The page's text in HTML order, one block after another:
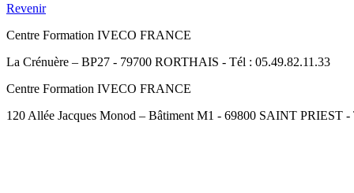
Revenir
Centre Formation IVECO FRANCE
La Crénuère – BP27 - 79700 RORTHAIS - Tél : 05.49.82.11.33
Centre Formation IVECO FRANCE
120 Allée Jacques Monod – Bâtiment M1 - 69800 SAINT PRIEST